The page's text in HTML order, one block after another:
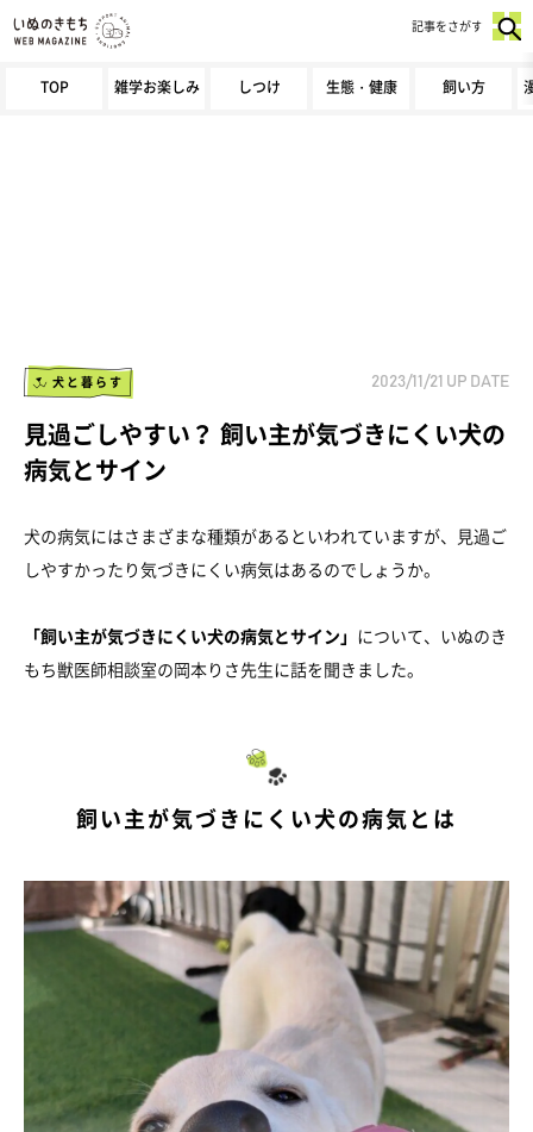
TOP 雑学お楽しみ しつけ 生態・健康 飼い方
記事をさがす
犬と暮らす 2023/11/21 UP DATE
見過ごしやすい？ 飼い主が気づきにくい犬の
病気とサイン
犬の病気にはさまざまな種類があるといわれていますが、見過ご
しやすかったり気づきにくい病気はあるのでしょうか。
「飼い主が気づきにくい犬の病気とサイン」 について、いぬのき
もち獣医師相談室の岡本りさ先生に話を聞きました。
飼い主が気づきにくい犬の病気とは